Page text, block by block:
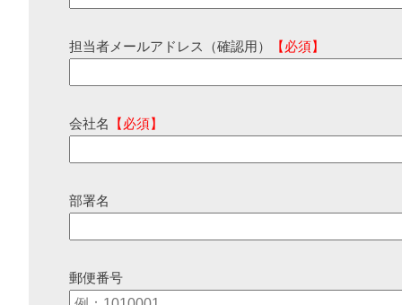
担当者メールアドレス（確認用） 【必須】
会社名 【必須】
部署名
郵便番号